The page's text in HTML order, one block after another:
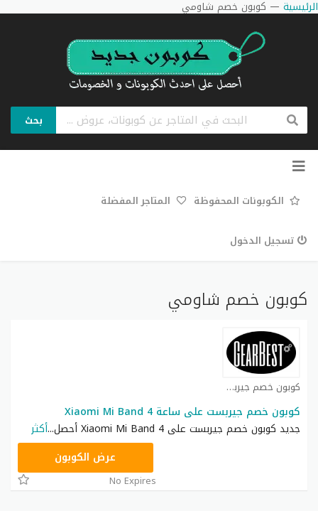
الرئيسية — كوبون خصم شاومي
بحث
تخطي
الكوبونات المحفوظة المتاجر المفضلة
تسجيل الدخول
كوبون خصم شاومي
كوبون خصم جيربست كوبون
كوبون خصم جيربست على ساعة Xiaomi Mi Band 4
جديد كوبون خصم جيربست على Xiaomi Mi Band 4 أحصل
...أكثر
GBXMSH01
عرض الكوبون
No Expires